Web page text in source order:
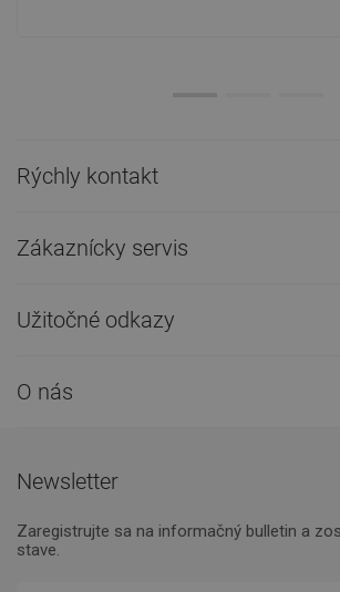
Rýchly kontakt
Zákaznícky servis
Užitočné odkazy
O nás
Newsletter
Zaregistrujte sa na informačný bulletin a
stave.